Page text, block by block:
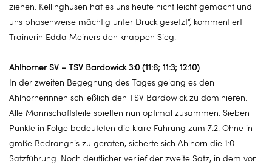
ziehen. Kellinghusen hat es uns heute nicht leicht gemacht und
uns phasenweise mächtig unter Druck gesetzt“, kommentiert
Trainerin Edda Meiners den knappen Sieg.
Ahlhorner SV – TSV Bardowick 3:0 (11:6; 11:3; 12:10)
In der zweiten Begegnung des Tages gelang es den
Ahlhornerinnen schließlich den TSV Bardowick zu dominieren.
Alle Mannschaftsteile spielten nun optimal zusammen. Sieben
Punkte in Folge bedeuteten die klare Führung zum 7:2. Ohne in
große Bedrängnis zu geraten, sicherte sich Ahlhorn die 1:0-
Satzführung. Noch deutlicher verlief der zweite Satz, in dem vor